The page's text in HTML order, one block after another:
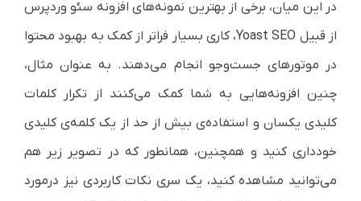
در این میان، برخی از بهترین نمونه‌های افزونه سئو وردپرس
از قبیل Yoast SEO، کاری بسیار فراتر از کمک به بهبود محتوا
در موتورهای جست‌وجو انجام می‌دهند. به عنوان مثال،
چنین افزونه‌هایی به شما کمک می‌کنند از تکرار کلمات
کلیدی یکسان و استفاده‌ی بیش از حد از یک کلمه‌ی کلیدی
خودداری کنید و همچنین، همانطور که در تصویر زیر هم
می‌توانید مشاهده کنید، یک سری نکات کاربردی نیز درمورد